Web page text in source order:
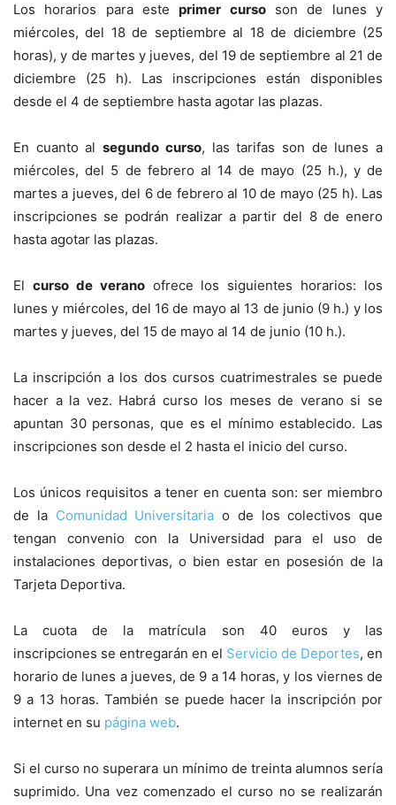
Los horarios para esteprimer cursoson de lunes y
miércoles, del 18 de septiembre al 18 de diciembre (25
horas), y de martes y jueves, del 19 de septiembre al 21 de
diciembre (25 h). Las inscripciones están disponibles
desde el 4 de septiembre hasta agotar las plazas.
En cuanto alsegundo curso, las tarifas son de lunes a
miércoles, del 5 de febrero al 14 de mayo (25 h.), y de
martes a jueves, del 6 de febrero al 10 de mayo (25 h). Las
inscripciones se podrán realizar a partir del 8 de enero
hasta agotar las plazas.
El curso de veranoofrece los siguientes horarios: los
lunes y miércoles, del 16 de mayo al 13 de junio (9 h.) y los
martes y jueves, del 15 de mayo al 14 de junio (10 h.).
La inscripción a los dos cursos cuatrimestrales se puede
hacer a la vez. Habrá curso los meses de verano si se
apuntan 30 personas, que es el mínimo establecido. Las
inscripciones son desde el 2 hasta el inicio del curso.
Los únicos requisitos a tener en cuenta son: ser miembro
de la Comunidad Universitaria o de los colectivos que
tengan convenio con la Universidad para el uso de
instalaciones deportivas, o bien estar en posesión de la
Tarjeta Deportiva.
La cuota de la matrícula son 40 euros y las
inscripciones se entregarán en el Servicio de Deportes, en
horario de lunes a jueves, de 9 a 14 horas, y los viernes de
9 a 13 horas. También se puede hacer la inscripción por
internet en su página web.
Si el curso no superara un mínimo de treinta alumnos sería
suprimido. Una vez comenzado el curso no se realizarán